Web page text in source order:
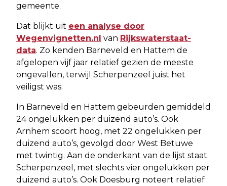
gemeente.
Dat blijkt uit een analyse door
Wegenvignetten.nl van Rijkswaterstaat-
data. Zo kenden Barneveld en Hattem de
afgelopen vijf jaar relatief gezien de meeste
ongevallen, terwijl Scherpenzeel juist het
veiligst was.
In Barneveld en Hattem gebeurden gemiddeld
24 ongelukken per duizend auto’s. Ook
Arnhem scoort hoog, met 22 ongelukken per
duizend auto’s, gevolgd door West Betuwe
met twintig. Aan de onderkant van de lijst staat
Scherpenzeel, met slechts vier ongelukken per
duizend auto’s. Ook Doesburg noteert relatief